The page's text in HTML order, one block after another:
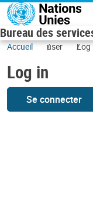
Skip to main content
Bureau des
Accueil user Log
Log in
Se connecter